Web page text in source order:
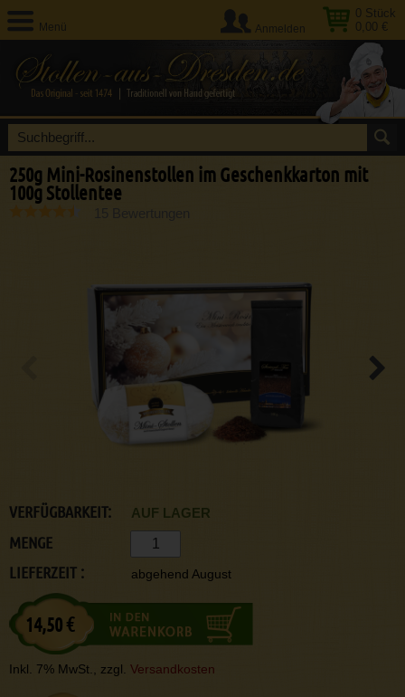
Menü
0 Stück
0,00 €
Anmelden
250g Mini-Rosinenstollen im Geschenkkarton mit
100g Stollentee
VERFÜGBARKEIT: AUF LAGER
MENGE
LIEFERZEIT :
abgehend August
14,50 €
Inkl. 7% MwSt., zzgl. Versandkosten